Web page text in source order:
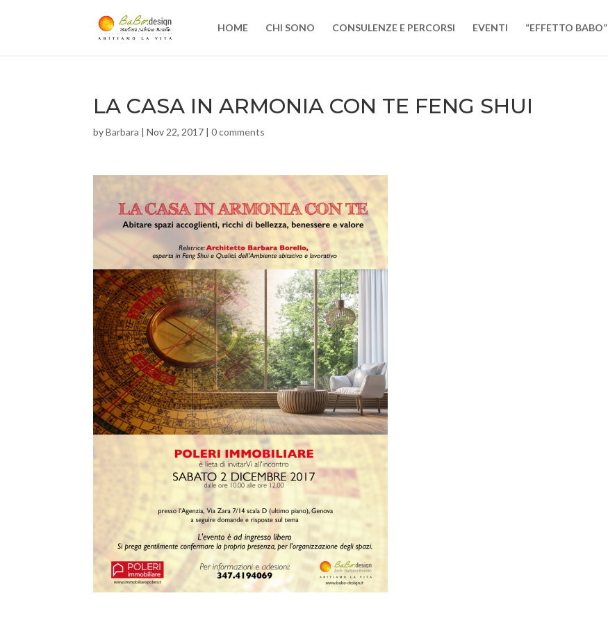
HOME CHI SONO CONSULENZE E PERCORSI EVENTI “EFFETTO BABO”
LA CASA IN ARMONIA CON TE FENG SHUI
byBarbara |Nov 22, 2017 |0 comments